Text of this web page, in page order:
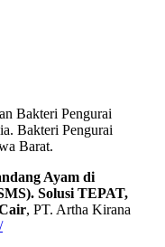
Bakteri Pengurai
Bakteri Pengurai
Barat.
Ayam di
Solusi TEPAT,
, PT. Artha Kirana